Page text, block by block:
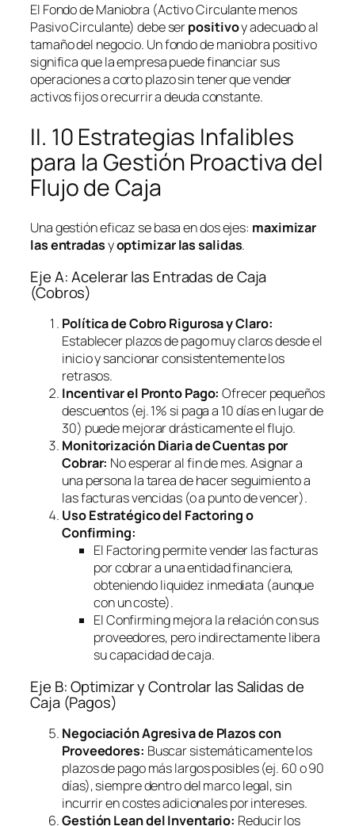
El Fondo de Maniobra (Activo Circulante menos
Pasivo Circulante) debe serpositivoy adecuado al
tamaño del negocio. Un fondo de maniobra positivo
significa que la empresa puede financiar sus
operaciones a corto plazo sin tener que vender
activos fijos o recurrir a deuda constante.
II. 10 Estrategias Infalibles
para la Gestión Proactiva del
Flujo de Caja
Una gestión eficaz se basa en dos ejes: maximizar
las entradasyoptimizar las salidas.
Eje A: Acelerar las Entradas de Caja
(Cobros)
Política de Cobro Rigurosa y Claro:
Establecer plazos de pago muy claros desde el
inicio y sancionar consistentemente los
retrasos.
Incentivar el Pronto Pago: Ofrecer pequeños
descuentos (ej. 1% si paga a 10 días en lugar de
30) puede mejorar drásticamente el flujo.
Monitorización Diaria de Cuentas por
Cobrar: No esperar al fin de mes. Asignar a
una persona la tarea de hacer seguimiento a
las facturas vencidas (o a punto de vencer).
Uso Estratégico del Factoringo
Confirming:
El Factoringpermite vender las facturas
por cobrar a una entidad financiera,
obteniendo liquidez inmediata (aunque
con un coste).
ElConfirmingmejora la relación con sus
proveedores, pero indirectamente libera
su capacidad de caja.
Eje B: Optimizar y Controlar las Salidas de
Caja (Pagos)
Negociación Agresiva de Plazos con
Proveedores: Buscar sistemáticamente los
plazos de pago más largos posibles (ej. 60 o 90
días), siempre dentro del marco legal, sin
incurrir en costes adicionales por intereses.
Gestión Lean del Inventario: Reducir los